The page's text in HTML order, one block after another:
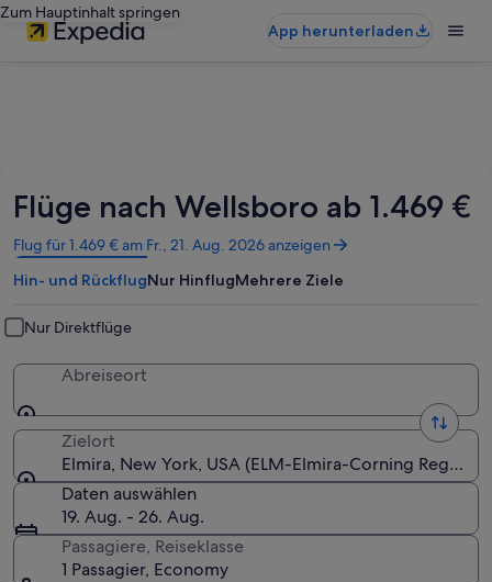
Zum Hauptinhalt springen
App herunterladen
Flüge nach Wellsboro ab 1.469 €
Flug für 1.469 € am Fr., 21. Aug. 2026 anzeigen
Wird
in
einem
Fenster
geöffnet
Hin- und RückflugNur HinflugMehrere Ziele
Nur Direktflüge
Abreiseort
Zielort
Elmira, New York, USA (ELM-Elmira-Corning Regional)
Daten auswählen
19. Aug. - 26. Aug.
Passagiere, Reiseklasse
1 Passagier, Economy